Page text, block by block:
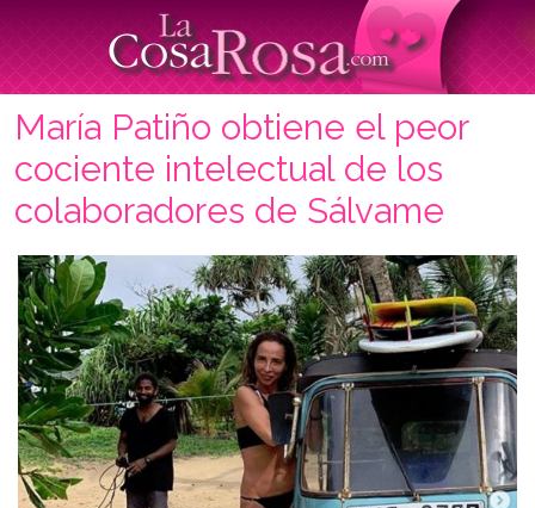
María Patiño obtiene el peor
cociente intelectual de los
colaboradores de Sálvame